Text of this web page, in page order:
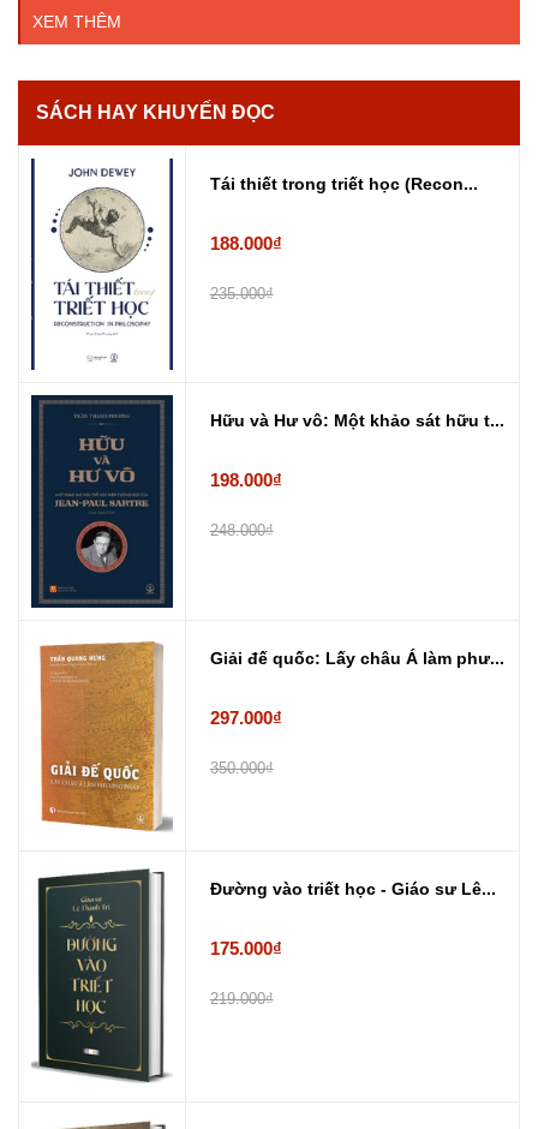
XEM THÊM
SÁCH HAY KHUYẾN ĐỌC
Tái thiết trong triết học (Recon...
188.000₫
235.000₫
Hữu và Hư vô: Một khảo sát hữu t...
198.000₫
248.000₫
Giải đế quốc: Lấy châu Á làm phư...
297.000₫
350.000₫
Đường vào triết học - Giáo sư Lê...
175.000₫
219.000₫